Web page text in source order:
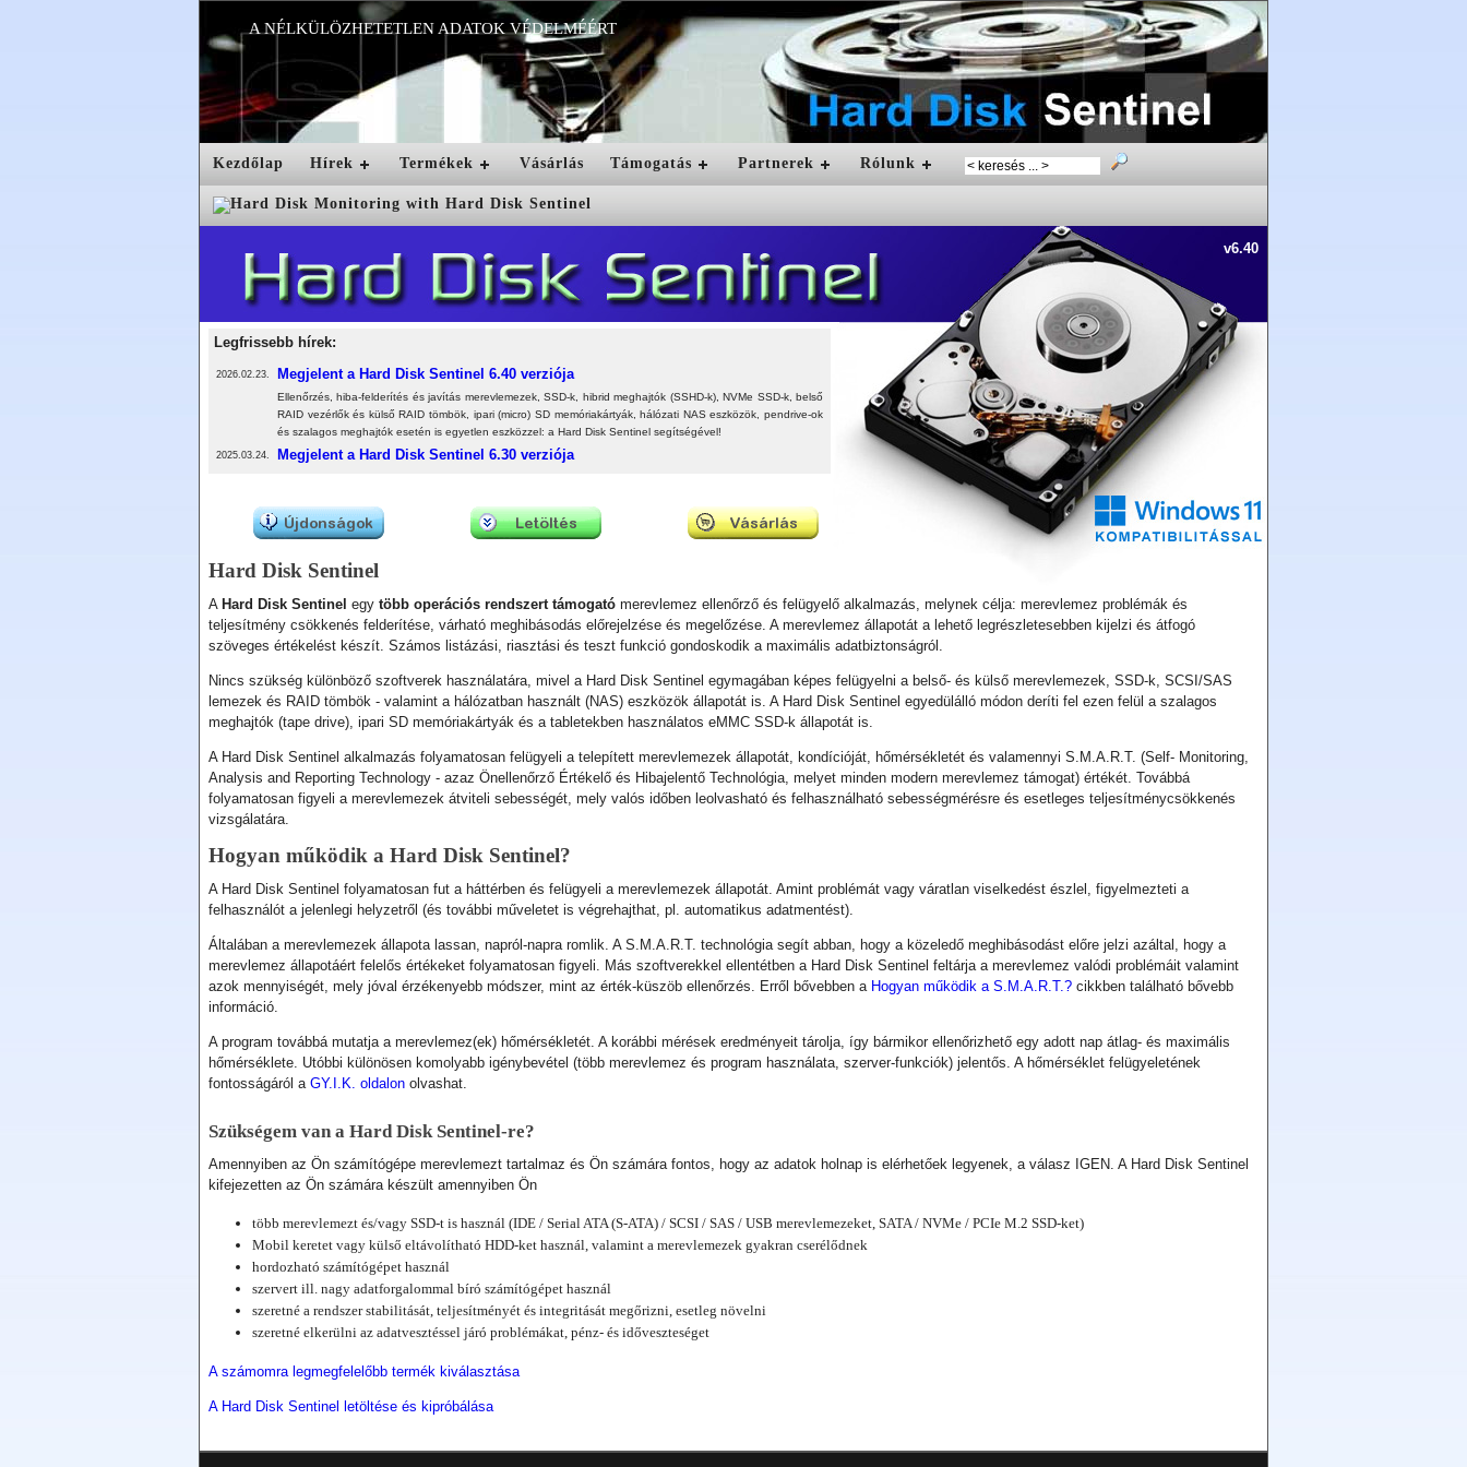
A NÉLKÜLÖZHETETLEN ADATOK VÉDELMÉÉRT
Kezdőlap Hírek Termékek Vásárlás Támogatás Partnerek Rólunk
v6.40
Legfrissebb hírek:
2026.02.23. Megjelent a Hard Disk Sentinel 6.40 verziója
Ellenőrzés, hiba-felderítés és javítás merevlemezek, SSD-k, hibrid meghajtók (SSHD-k), NVMe SSD-k, belső
RAID vezérlők és külső RAID tömbök, ipari (micro) SD memóriakártyák, hálózati NAS eszközök, pendrive-ok
és szalagos meghajtók esetén is egyetlen eszközzel: a Hard Disk Sentinel segítségével!
2025.03.24. Megjelent a Hard Disk Sentinel 6.30 verziója
Hard Disk Sentinel
A Hard Disk Sentinel egy több operációs rendszert támogató merevlemez ellenőrző és felügyelő alkalmazás, melynek célja: merevlemez problémák és
teljesítmény csökkenés felderítése, várható meghibásodás előrejelzése és megelőzése. A merevlemez állapotát a lehető legrészletesebben kijelzi és átfogó
szöveges értékelést készít. Számos listázási, riasztási és teszt funkció gondoskodik a maximális adatbiztonságról.
Nincs szükség különböző szoftverek használatára, mivel a Hard Disk Sentinel egymagában képes felügyelni a belső- és külső merevlemezek, SSD-k, SCSI/SAS
lemezek és RAID tömbök - valamint a hálózatban használt (NAS) eszközök állapotát is. A Hard Disk Sentinel egyedülálló módon deríti fel ezen felül a szalagos
meghajtók (tape drive), ipari SD memóriakártyák és a tabletekben használatos eMMC SSD-k állapotát is.
A Hard Disk Sentinel alkalmazás folyamatosan felügyeli a telepített merevlemezek állapotát, kondícióját, hőmérsékletét és valamennyi S.M.A.R.T. (Self- Monitoring,
Analysis and Reporting Technology - azaz Önellenőrző Értékelő és Hibajelentő Technológia, melyet minden modern merevlemez támogat) értékét. Továbbá
folyamatosan figyeli a merevlemezek átviteli sebességét, mely valós időben leolvasható és felhasználható sebességmérésre és esetleges teljesítménycsökkenés
vizsgálatára.
Hogyan működik a Hard Disk Sentinel?
A Hard Disk Sentinel folyamatosan fut a háttérben és felügyeli a merevlemezek állapotát. Amint problémát vagy váratlan viselkedést észlel, figyelmezteti a
felhasználót a jelenlegi helyzetről (és további műveletet is végrehajthat, pl. automatikus adatmentést).
Általában a merevlemezek állapota lassan, napról-napra romlik. A S.M.A.R.T. technológia segít abban, hogy a közeledő meghibásodást előre jelzi azáltal, hogy a
merevlemez állapotáért felelős értékeket folyamatosan figyeli. Más szoftverekkel ellentétben a Hard Disk Sentinel feltárja a merevlemez valódi problémáit valamint
azok mennyiségét, mely jóval érzékenyebb módszer, mint az érték-küszöb ellenőrzés. Erről bővebben a Hogyan működik a S.M.A.R.T.? cikkben található bővebb
információ.
A program továbbá mutatja a merevlemez(ek) hőmérsékletét. A korábbi mérések eredményeit tárolja, így bármikor ellenőrizhető egy adott nap átlag- és maximális
hőmérséklete. Utóbbi különösen komolyabb igénybevétel (több merevlemez és program használata, szerver-funkciók) jelentős. A hőmérséklet felügyeletének
fontosságáról a GY.I.K. oldalon olvashat.
Szükségem van a Hard Disk Sentinel-re?
Amennyiben az Ön számítógépe merevlemezt tartalmaz és Ön számára fontos, hogy az adatok holnap is elérhetőek legyenek, a válasz IGEN. A Hard Disk Sentinel
kifejezetten az Ön számára készült amennyiben Ön
több merevlemezt és/vagy SSD-t is használ (IDE / Serial ATA (S-ATA) / SCSI / SAS / USB merevlemezeket, SATA / NVMe / PCIe M.2 SSD-ket)
Mobil keretet vagy külső eltávolítható HDD-ket használ, valamint a merevlemezek gyakran cserélődnek
hordozható számítógépet használ
szervert ill. nagy adatforgalommal bíró számítógépet használ
szeretné a rendszer stabilitását, teljesítményét és integritását megőrizni, esetleg növelni
szeretné elkerülni az adatvesztéssel járó problémákat, pénz- és időveszteséget
A számomra legmegfelelőbb termék kiválasztása
A Hard Disk Sentinel letöltése és kipróbálása